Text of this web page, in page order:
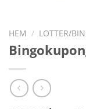
HEM / LOTTER/